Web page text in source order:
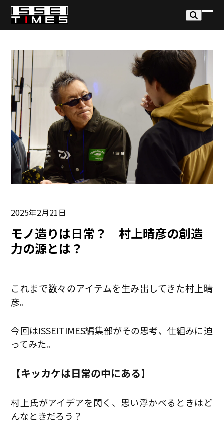
Skip
content
モ
イ
メ
ニ
ュ
ー
を
開
く
モ
イ
メ
ニ
ュ
ー
を
閉
じ
2025年2月21日
モノ造りは日常？ 村上晴彦の創造
力の源とは？
これまで数々のアイテムを生み出してきた村上晴
彦。
今回はISSEITIMES編集部がその思考、仕組みに迫
ってみた。
【キッカケは日常の中にある】
村上氏がアイデアを閃く、思い浮かべるときはど
んなときだろう？